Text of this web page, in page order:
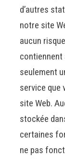
d’autres
notre site
aucun
seulement
service que
site Web.
stockée
certaines
ne pas